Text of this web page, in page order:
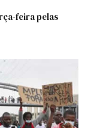
feira pelas